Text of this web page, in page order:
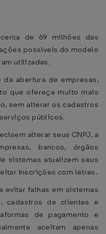
de 69 milhões das
possíveis do modelo
utilizadas.
abertura de empresas,
que ofereça muito mais
sem alterar os cadastros
públicos.
alterar seus CNPJ, a
bancos, órgãos
sistemas atualizem seus
inscrições com letras.
evitar falhas em sistemas
cadastros de clientes e
de pagamento e
aceitam apenas